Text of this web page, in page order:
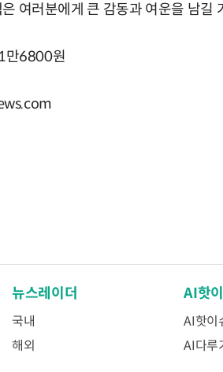
여러분에게 큰 감동과 여운을 남길
만6800원
뉴스레이더
국내
해외
AI핫
AI핫이
AI다루